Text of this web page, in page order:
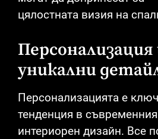
цялостната визия на
Персонализация
уникални
Персонализацията е
тенденция в съвременния
интериорен дизайн. Все